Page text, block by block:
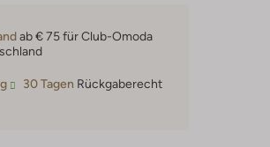
ab € 75 für Club-Omoda
30 Tagen Rückgaberecht